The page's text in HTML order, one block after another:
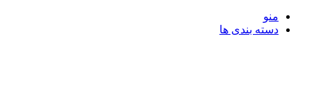
منو
دسته بندی ها